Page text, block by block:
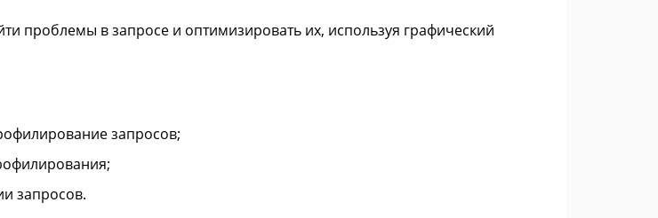
проблемы в запросе и оптимизировать их, используя графический
запросов;
запросов.